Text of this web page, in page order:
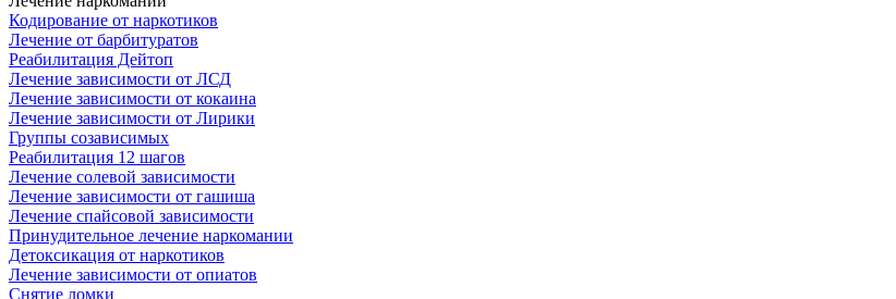
Кодирование от наркотиков
Лечение от барбитуратов
Реабилитация Дейтоп
Лечение зависимости от ЛСД
Лечение зависимости от кокаина
Лечение зависимости от Лирики
Группы созависимых
Реабилитация 12 шагов
Лечение солевой зависимости
Лечение зависимости от гашиша
Лечение спайсовой зависимости
Принудительное лечение наркомании
Детоксикация от наркотиков
Лечение зависимости от опиатов
Снятие ломки